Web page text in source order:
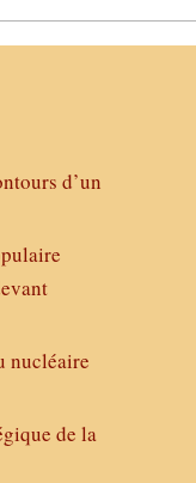
d’un
nucléaire
de la